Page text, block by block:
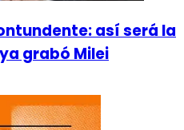
así será la
grabó Milei